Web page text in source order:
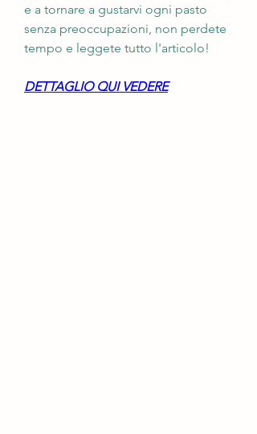
e a tornare a gustarvi ogni pasto
senza preoccupazioni, non perdete
tempo e leggete tutto l'articolo!
DETTAGLIO QUI VEDERE